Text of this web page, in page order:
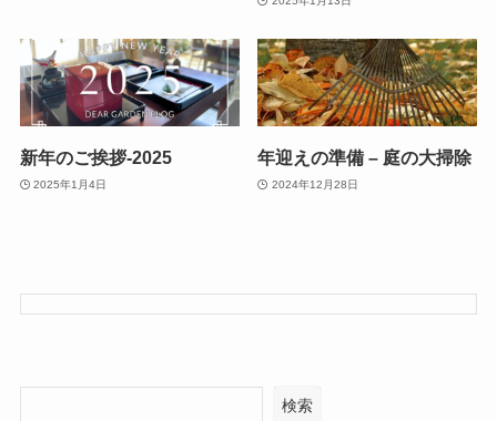
新年のご挨拶-2025
2025年1月4日
年迎えの準備 – 庭の大掃除
2024年12月28日
検索